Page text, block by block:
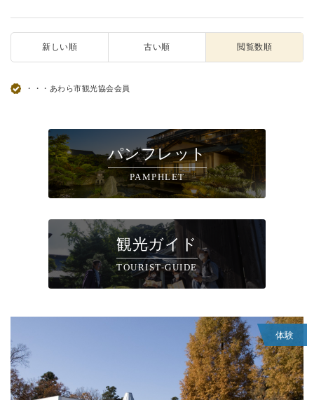
新しい順 古い順 閲覧数順
・・・あわら市観光協会会員
パンフレット
PAMPHLET
観光ガイド
TOURIST-GUIDE
体験